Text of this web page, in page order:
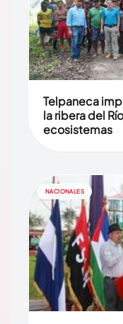
Telpaneca
la ribera del
ecosistemas
NACIONALES